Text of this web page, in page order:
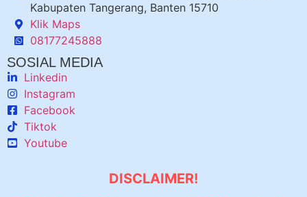
Kabupaten Tangerang, Banten 15710
Klik Maps
08177245888
SOSIAL MEDIA
Linkedin
Instagram
Facebook
Tiktok
Youtube
DISCLAIMER!